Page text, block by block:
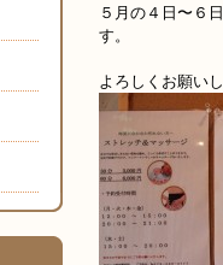
５月の４日〜６
す。
よろしくお願い